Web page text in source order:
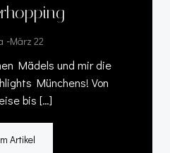
-März 22
Mädels und mir die
Münchens! Von
bis […]
Artikel